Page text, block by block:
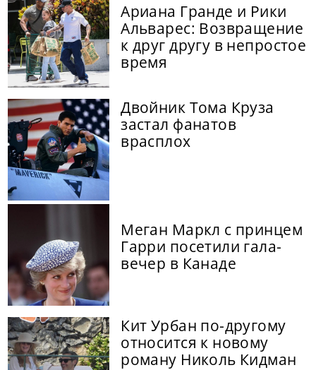
Ариана Гранде и Рики
Альварес: Возвращение
к друг другу в непростое
время
Двойник Тома Круза
застал фанатов
врасплох
Меган Маркл с принцем
Гарри посетили гала-
вечер в Канаде
Кит Урбан по-другому
относится к новому
роману Николь Кидман